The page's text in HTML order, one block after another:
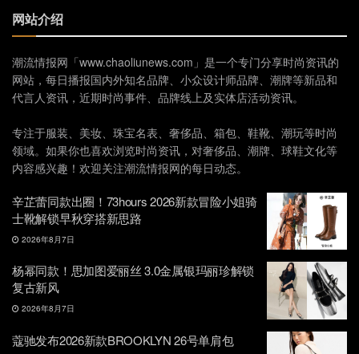
网站介绍
潮流情报网「www.chaoliunews.com」是一个专门分享时尚资讯的
网站，每日播报国内外知名品牌、小众设计师品牌、潮牌等新品和
代言人资讯，近期时尚事件、品牌线上及实体店活动资讯。
专注于服装、美妆、珠宝名表、奢侈品、箱包、鞋靴、潮玩等时尚
领域。如果你也喜欢浏览时尚资讯，对奢侈品、潮牌、球鞋文化等
内容感兴趣！欢迎关注潮流情报网的每日动态。
辛芷蕾同款出圈！73hours 2026新款冒险小姐骑
士靴解锁早秋穿搭新思路
2026年8月7日
杨幂同款！思加图爱丽丝 3.0金属银玛丽珍解锁
复古新风
2026年8月7日
蔻驰发布2026新款BROOKLYN 26号单肩包